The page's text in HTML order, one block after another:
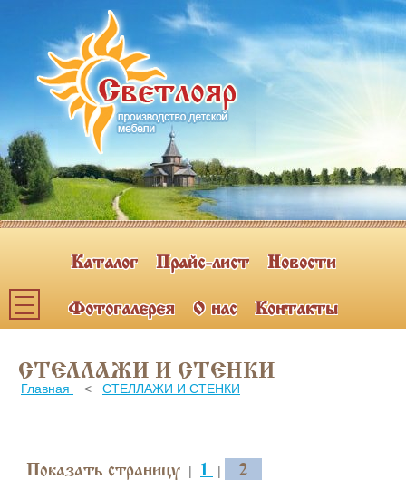
Каталог Прайс-лист Новости
Фотогалерея О нас Контакты
Каталог мебели
ПОЛКИ НАВЕСНЫЕ (2)
ОФИСОВ (59)
СТЕЛЛАЖИ И СТЕНКИ
Главная < СТЕЛЛАЖИ И СТЕНКИ
Показать страницу | 1 | 2